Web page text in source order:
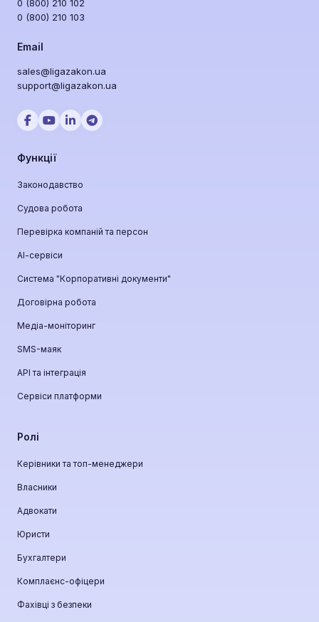
0 (800) 210 102
0 (800) 210 103
Email
sales@ligazakon.ua
support@ligazakon.ua
Функції
Законодавство
Судова робота
Перевірка компаній та персон
АІ-сервіси
Система "Корпоративні документи"
Договірна робота
Медіа-моніторинг
SMS-маяк
API та інтеграція
Сервіси платформи
Ролі
Керівники та топ-менеджери
Власники
Адвокати
Юристи
Бухгалтери
Комплаєнс-офіцери
Фахівці з безпеки